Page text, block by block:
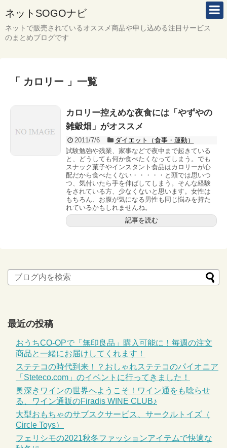
ネットSOGOナビ
ネットで販売されているオススメ商品や申し込める注目サービス
のまとめブログです
「 カロリー 」一覧
カロリー控えめな夜食には「やずやの
雑穀畑」がオススメ
2011/7/6
ダイエット（食事・運動）
試験勉強や残業、家事などで夜中まで起きている
と、どうしても何か食べたくなってしまう。でも
スナック菓子やインスタント食品はカロリーが心
配だから食べたくない・・・・・と頭では思いつ
つ、気付いたら手を伸ばしてしまう。そんな経験
をされている方、少なくないと思います。女性は
もちろん、お腹が気になる男性も同じ悩みを持た
れているかもしれませんね。
記事を読む
最近の投稿
おうちCO-OPで「無印良品」購入可能に！毎週の注文
商品と一緒にお届けしてくれます！
ステテコの時代到来！？おしゃれステテコのパイオニア
「Steteco.com」のイベントに行ってきました！
奥深きワインの世界へようこそ！ワイン通をも唸らせ
る、ワイン通販のFiradis WINE CLUB♪
大型おもちゃのサブスクサービス、サークルトイズ（
Circle Toys）
フェリシモの2021秋冬ファッションアイテムで快適な